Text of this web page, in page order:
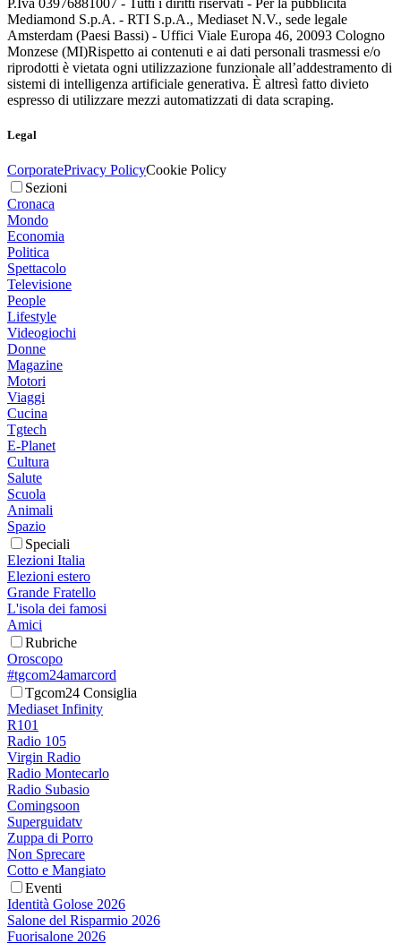
Mediamond S.p.A. - RTI S.p.A., Mediaset N.V., sede legale
Amsterdam (Paesi Bassi) - Uffici Viale Europa 46, 20093 Cologno
Monzese (MI)Rispetto ai contenuti e ai dati personali trasmessi e/o
riprodotti è vietata ogni utilizzazione funzionale all’addestramento di
sistemi di intelligenza artificiale generativa. È altresì fatto divieto
espresso di utilizzare mezzi automatizzati di data scraping.
Legal
CorporatePrivacy PolicyCookie Policy
Sezioni
Cronaca
Mondo
Economia
Politica
Spettacolo
Televisione
People
Lifestyle
Videogiochi
Donne
Magazine
Motori
Viaggi
Cucina
Tgtech
E-Planet
Cultura
Salute
Scuola
Animali
Spazio
Speciali
Elezioni Italia
Elezioni estero
Grande Fratello
L'isola dei famosi
Amici
Rubriche
Oroscopo
#tgcom24amarcord
Tgcom24 Consiglia
Mediaset Infinity
R101
Radio 105
Virgin Radio
Radio Montecarlo
Radio Subasio
Comingsoon
Superguidatv
Zuppa di Porro
Non Sprecare
Cotto e Mangiato
Eventi
Identità Golose 2026
Salone del Risparmio 2026
Fuorisalone 2026